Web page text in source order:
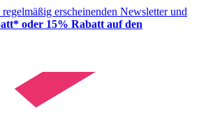
regelmäßig erscheinenden Newsletter und
oder 15% Rabatt auf den